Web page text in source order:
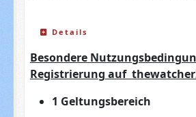
Details
Besondere
Registrierung auf
1 Geltungsbereich